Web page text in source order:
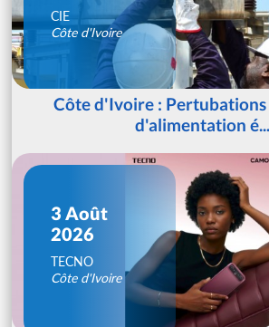
CIE
Côte d'Ivoire
Côte d'Ivoire : Pertubations
d'alimentation é...
3 Août
2026
TECNO
Côte d'Ivoire